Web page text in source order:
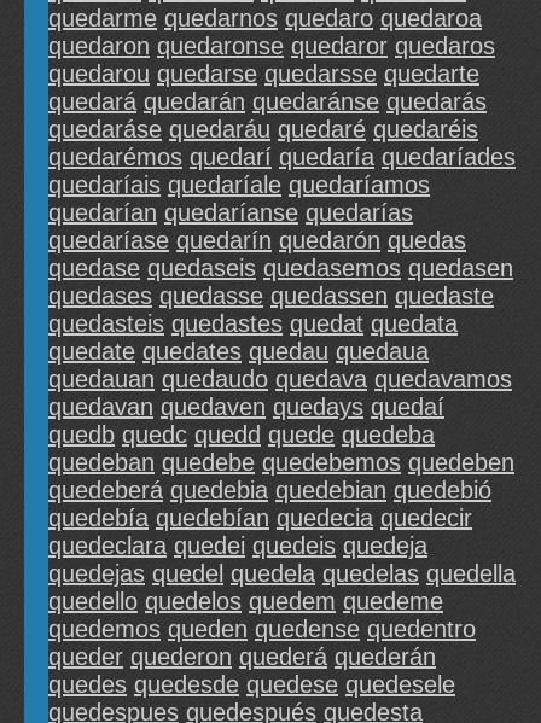
quedarme quedarnos quedaro quedaroa
quedaron quedaronse quedaror quedaros
quedarou quedarse quedarsse quedarte
quedará quedarán quedaránse quedarás
quedaráse quedaráu quedaré quedaréis
quedarémos quedarí quedaría quedaríades
quedaríais quedaríale quedaríamos
quedarían quedaríanse quedarías
quedaríase quedarín quedarón quedas
quedase quedaseis quedasemos quedasen
quedases quedasse quedassen quedaste
quedasteis quedastes quedat quedata
quedate quedates quedau quedaua
quedauan quedaudo quedava quedavamos
quedavan quedaven quedays quedaí
quedb quedc quedd quede quedeba
quedeban quedebe quedebemos quedeben
quedeberá quedebia quedebian quedebió
quedebía quedebían quedecia quedecir
quedeclara quedei quedeis quedeja
quedejas quedel quedela quedelas quedella
quedello quedelos quedem quedeme
quedemos queden quedense quedentro
queder quederon quederá quederán
quedes quedesde quedese quedesele
quedespues quedespués quedesta